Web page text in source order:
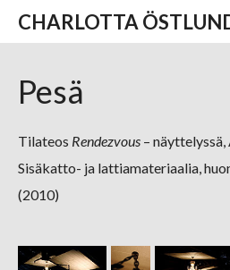
CHARLOTTA
Pesä
Tilateos Rendezvous – näyttelyssä,
Sisäkatto- ja lattiamateriaalia,
(2010)